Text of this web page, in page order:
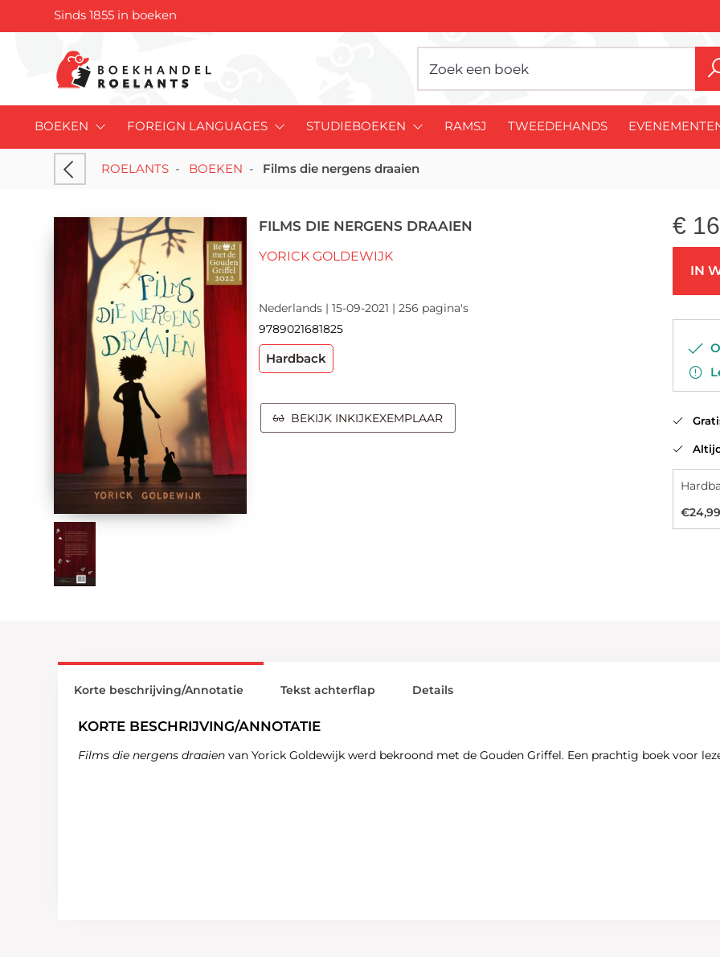
Sinds 1855 in boeken
BOEKEN FOREIGN LANGUAGES STUDIEBOEKEN RAMSJ TWEEDEHANDS
ROELANTS - BOEKEN - Films die nergens draaien
FILMS DIE NERGENS DRAAIEN
YORICK GOLDEWIJK
Nederlands | 15-09-2021 | 256 pagina's
9789021681825
Hardback
BEKIJK INKIJKEXEMPLAAR
€
IN
Altijd
€24,99
Korte beschrijving/Annotatie
KORTE BESCHRIJVING/ANNOTATIE
Films die nergens draaien van Yorick Goldewijk werd bekroond met de Gouden Griffel. Een prachtig boek voor
Tekst achterflap Details